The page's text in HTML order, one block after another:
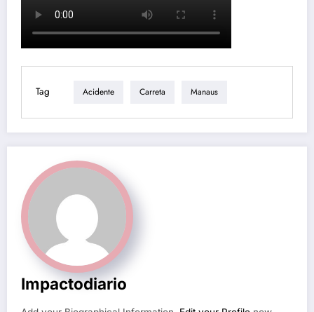
Tag Acidente Carreta Manaus
Impactodiario